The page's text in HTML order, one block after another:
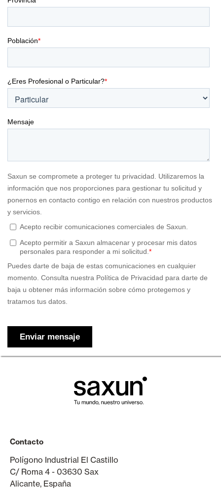
Contacto
Polígono Industrial El Castillo
C/ Roma 4 - 03630 Sax
Alicante, España